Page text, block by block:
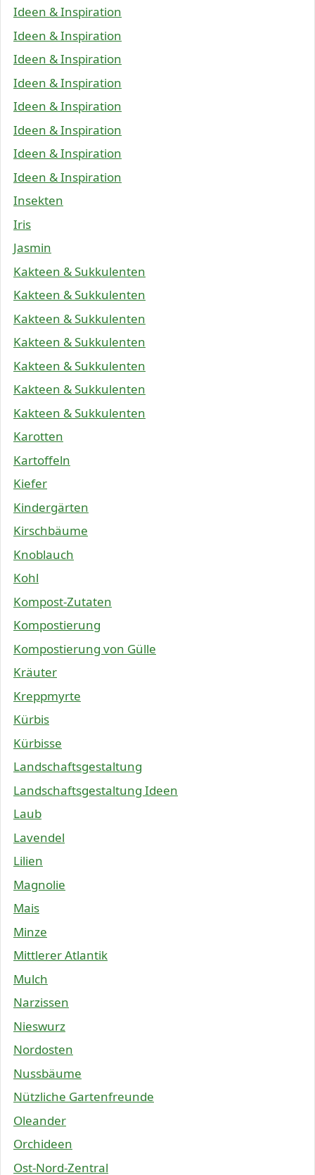
Ideen & Inspiration
Ideen & Inspiration
Ideen & Inspiration
Ideen & Inspiration
Ideen & Inspiration
Ideen & Inspiration
Ideen & Inspiration
Ideen & Inspiration
Insekten
Iris
Jasmin
Kakteen & Sukkulenten
Kakteen & Sukkulenten
Kakteen & Sukkulenten
Kakteen & Sukkulenten
Kakteen & Sukkulenten
Kakteen & Sukkulenten
Kakteen & Sukkulenten
Karotten
Kartoffeln
Kiefer
Kindergärten
Kirschbäume
Knoblauch
Kohl
Kompost-Zutaten
Kompostierung
Kompostierung von Gülle
Kräuter
Kreppmyrte
Kürbis
Kürbisse
Landschaftsgestaltung
Landschaftsgestaltung Ideen
Laub
Lavendel
Lilien
Magnolie
Mais
Minze
Mittlerer Atlantik
Mulch
Narzissen
Nieswurz
Nordosten
Nussbäume
Nützliche Gartenfreunde
Oleander
Orchideen
Ost-Nord-Zentral